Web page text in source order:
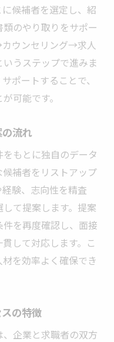
候補者を選定し、紹
のやり取りをサポー
ウンセリング→求人
うステップで進みま
ポートすることで、
可能です。
流れ
もとに独自のデータ
補者をリストアップ
験、志向性を精査
て提案します。提案
を再度確認し、面接
して対応します。こ
を効率よく確保でき
の特徴
企業と求職者の双方